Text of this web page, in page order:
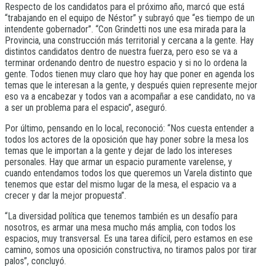
Respecto de los candidatos para el próximo año, marcó que está
“trabajando en el equipo de Néstor” y subrayó que “es tiempo de un
intendente gobernador”. “Con Grindetti nos une esa mirada para la
Provincia, una construcción más territorial y cercana a la gente. Hay
distintos candidatos dentro de nuestra fuerza, pero eso se va a
terminar ordenando dentro de nuestro espacio y si no lo ordena la
gente. Todos tienen muy claro que hoy hay que poner en agenda los
temas que le interesan a la gente, y después quien represente mejor
eso va a encabezar y todos van a acompañar a ese candidato, no va
a ser un problema para el espacio”, aseguró.
Por último, pensando en lo local, reconoció: “Nos cuesta entender a
todos los actores de la oposición que hay poner sobre la mesa los
temas que le importan a la gente y dejar de lado los intereses
personales. Hay que armar un espacio puramente varelense, y
cuando entendamos todos los que queremos un Varela distinto que
tenemos que estar del mismo lugar de la mesa, el espacio va a
crecer y dar la mejor propuesta”.
“La diversidad política que tenemos también es un desafío para
nosotros, es armar una mesa mucho más amplia, con todos los
espacios, muy transversal. Es una tarea difícil, pero estamos en ese
camino, somos una oposición constructiva, no tiramos palos por tirar
palos”, concluyó.